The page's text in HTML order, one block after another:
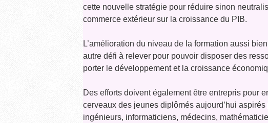
cette nouvelle stratégie pour réduire sinon
commerce extérieur sur la croissance du PIB.
L’amélioration du niveau de la formation aussi
autre défi à relever pour pouvoir disposer des
porter le développement et la croissance
Des efforts doivent également être entrepris pour
cerveaux des jeunes diplômés aujourd’hui
ingénieurs, informaticiens, médecins,